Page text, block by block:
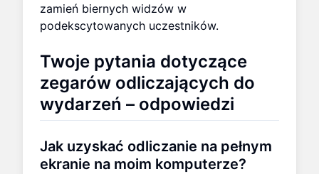
zamień biernych widzów w
podekscytowanych uczestników.
Twoje pytania dotyczące
zegarów odliczających do
wydarzeń – odpowiedzi
Jak uzyskać odliczanie na pełnym
ekranie na moim komputerze?